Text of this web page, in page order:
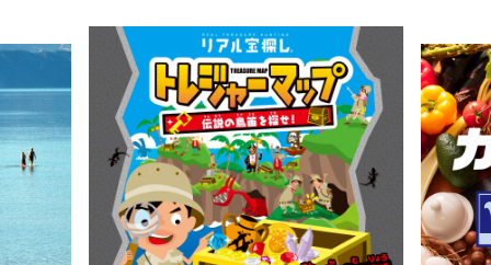
レストラン・カフェ
TAX FREE
PARCOメンバーズ
JP
ภาษาไทย
日本語